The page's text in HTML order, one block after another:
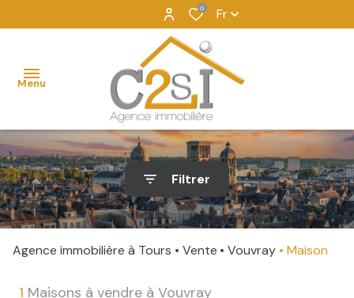
0 Fr
Menu
accueil
acheter
vendre
Filtrer
Agence immobilière à Tours Vente Vouvray Maison
1 Maisons à vendre à Vouvray